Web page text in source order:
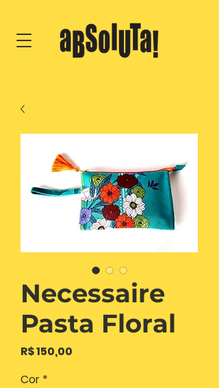
Necessaire
Pasta Floral
R$ 150,00
Cor *